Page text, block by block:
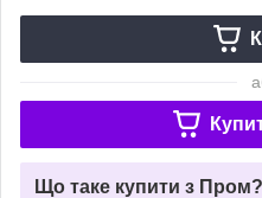
Що таке купити з Пром?